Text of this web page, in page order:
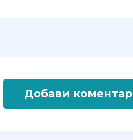
Добави коментар